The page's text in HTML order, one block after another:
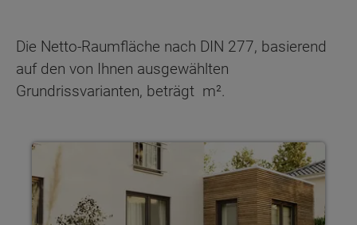
Die Netto-Raumfläche nach DIN 277, basierend
auf den von Ihnen ausgewählten
Grundrissvarianten, beträgt m².
Haus individuell planen Mit Town & Country Haus gestaltest